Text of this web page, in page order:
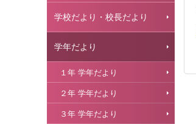
学校だより・校長だより
学年だより
１年 学年だより
２年 学年だより
３年 学年だより